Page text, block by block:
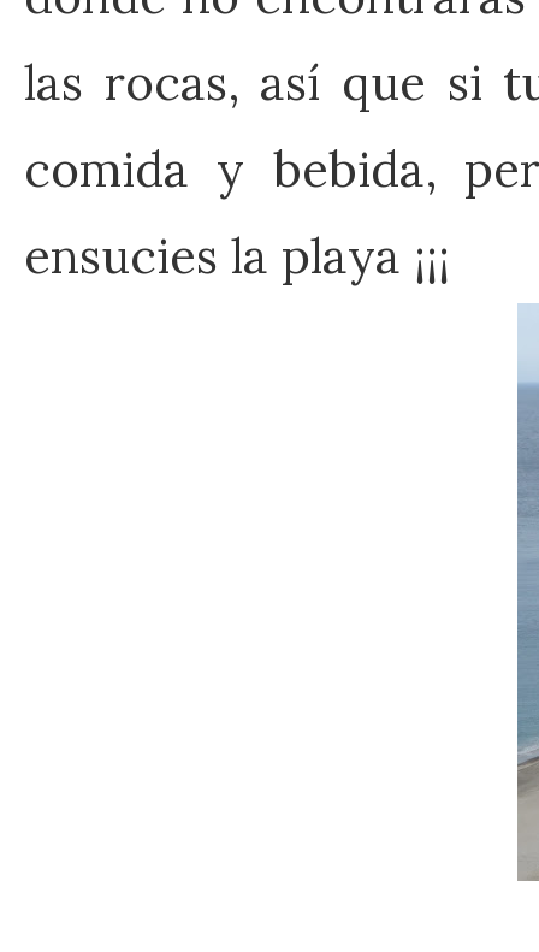
las rocas, así que si
comida y bebida,
ensucies la playa ¡¡¡